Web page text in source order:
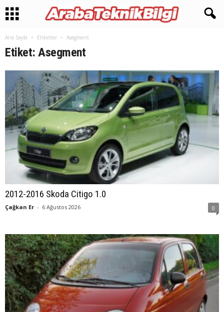
Ana Sayfa Etiketler Asegment
Etiket: Asegment
2012-2016 Skoda Citigo 1.0
Çağkan Er - 6 Ağustos 2026 0